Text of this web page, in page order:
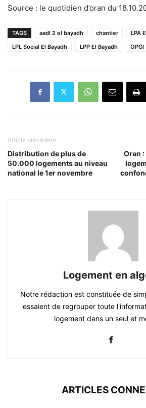
Source : le quotidien d’oran du
TAGS aadl 2 el bayadh chantier
LPA
LPL Social El Bayadh
LPP El Bayadh OPGI
Article précédent
Distribution de plus de
50.000 logements au niveau
national le 1er novembre
Oran
Logement en
Notre rédaction est constituée de
essaient de regrouper toute
logement dans un seul et
ARTICLES